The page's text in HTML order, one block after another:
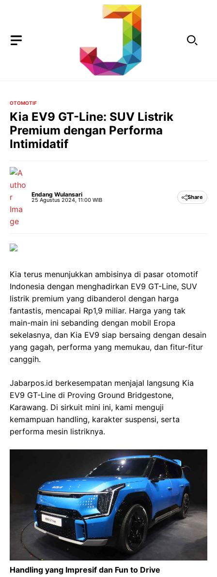
OTOMOTIF
Kia EV9 GT-Line: SUV Listrik
Premium dengan Performa
Intimidatif
Endang Wulansari
25 Agustus 2024, 11:00 WIB Share
Kia terus menunjukkan ambisinya di pasar otomotif
Indonesia dengan menghadirkan EV9 GT-Line, SUV
listrik premium yang dibanderol dengan harga
fantastis, mencapai Rp1,9 miliar. Harga yang tak
main-main ini sebanding dengan mobil Eropa
sekelasnya, dan Kia EV9 siap bersaing dengan desain
yang gagah, performa yang memukau, dan fitur-fitur
canggih.
Jabarpos.id berkesempatan menjajal langsung Kia
EV9 GT-Line di Proving Ground Bridgestone,
Karawang. Di sirkuit mini ini, kami menguji
kemampuan handling, karakter suspensi, serta
performa mesin listriknya.
Handling yang Impresif dan Fun to Drive